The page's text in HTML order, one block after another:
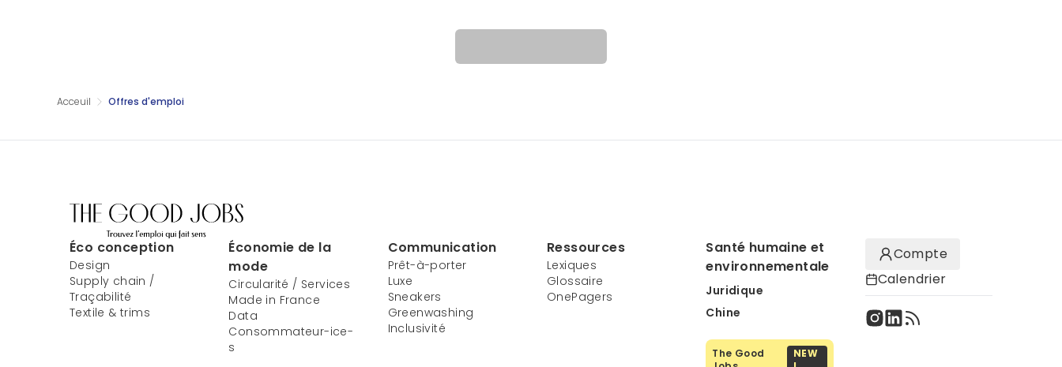
Acceuil Offres d'emploi
Éco conception
Design
Supply chain /
Traçabilité
Textile & trims
Économie de la
mode
Circularité / Services
Made in France
Data
Consommateur-ice-
s
Communication
Prêt-à-porter
Luxe
Sneakers
Greenwashing
Inclusivité
Ressources
Lexiques
Glossaire
OnePagers
Santé humaine et
environnementale
Juridique
Chine
The Good
NEW
Compte
Calendrier